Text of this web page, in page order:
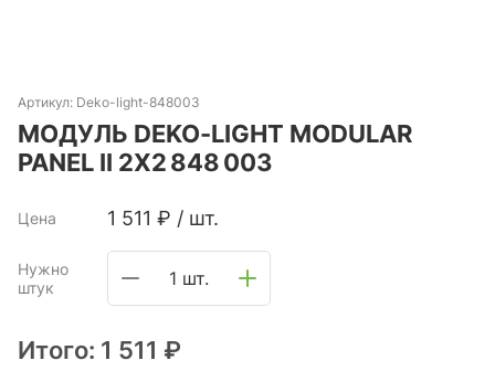
Артикул: Deko-light-848003
МОДУЛЬ DEKO-LIGHT MODULAR
PANEL II 2X2 848 003
Цена 1 511 ₽ / шт.
Нужно
штук
1 шт.
Итого: 1 511 ₽